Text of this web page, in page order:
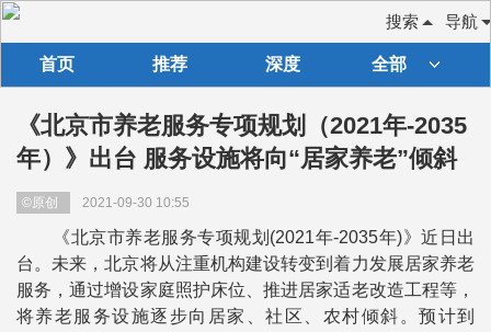
导航
搜索
首页 推荐 深度 全部
《北京市养老服务专项规划（2021年-2035
年）》出台 服务设施将向“居家养老”倾斜
©原创 2021-09-30 10:55
《北京市养老服务专项规划(2021年-2035年)》近日出
台。未来，北京将从注重机构建设转变到着力发展居家养老
服务，通过增设家庭照护床位、推进居家适老改造工程等，
将养老服务设施逐步向居家、社区、农村倾斜。预计到